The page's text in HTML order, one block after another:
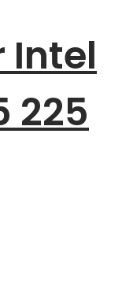
Intel
225